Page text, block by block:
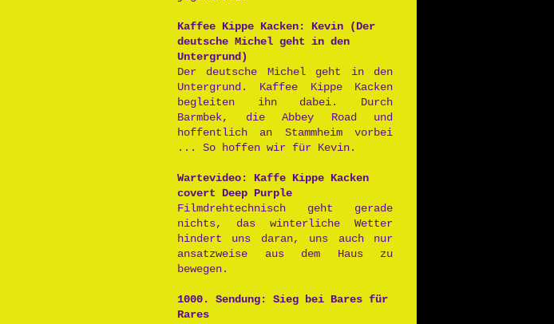
Kaffee Kippe Kacken: Kevin (Der
deutsche Michel geht in den
Untergrund)
Der deutsche Michel geht in den
Untergrund. Kaffee Kippe Kacken
begleiten ihn dabei. Durch
Barmbek, die Abbey Road und
hoffentlich an Stammheim vorbei
... So hoffen wir für Kevin.
Wartevideo: Kaffe Kippe Kacken
covert Deep Purple
Filmdrehtechnisch geht gerade
nichts, das winterliche Wetter
hindert uns daran, uns auch nur
ansatzweise aus dem Haus zu
bewegen.
1000. Sendung: Sieg bei Bares für
Rares